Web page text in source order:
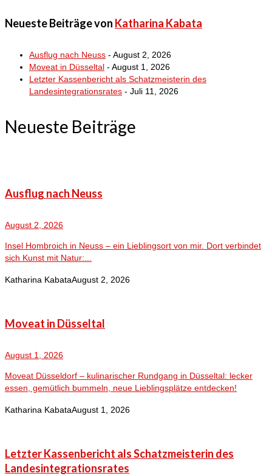
Neueste Beiträge von Katharina Kabata
Ausflug nach Neuss - August 2, 2026
Moveat in Düsseltal - August 1, 2026
Letzter Kassenbericht als Schatzmeisterin des
Landesintegrationsrates - Juli 11, 2026
Neueste Beiträge
Ausflug nach Neuss
August 2, 2026
Insel Hombroich in Neuss – ein Lieblingsort von mir. Dort verbindet
sich Kunst mit Natur:...
Katharina KabataAugust 2, 2026
Moveat in Düsseltal
August 1, 2026
Moveat Düsseldorf – kulinarischer Rundgang in Düsseltal: lecker
essen, gemütlich bummeln, neue Lieblingsplätze entdecken!
Katharina KabataAugust 1, 2026
Letzter Kassenbericht als Schatzmeisterin des
Landesintegrationsrates